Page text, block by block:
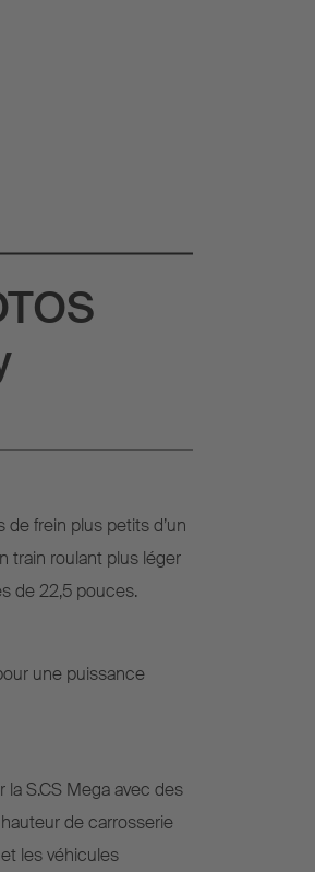
frein plus petits d’un
train roulant plus léger
de 22,5 pouces.
une puissance
la S.CS Mega avec des
de carrosserie
les véhicules